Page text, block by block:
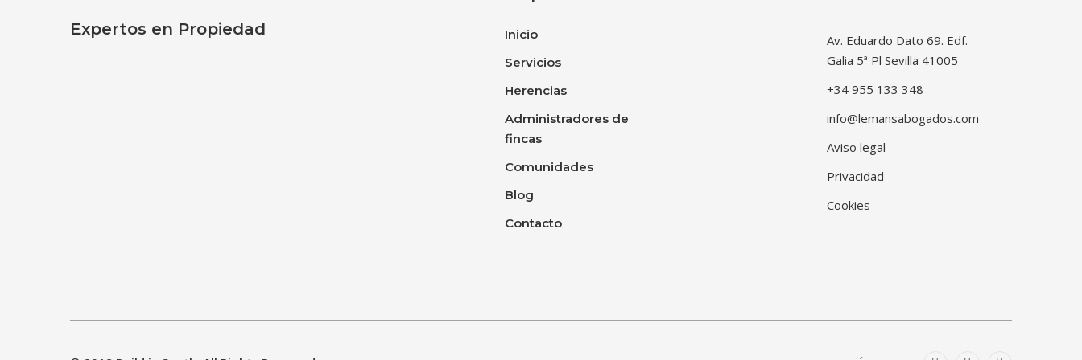
Expertos en Propiedad
Inicio
Servicios
Herencias
Administradores de
fincas
Comunidades
Blog
Contacto
Av. Eduardo Dato 69. Edf.
Galia 5ª Pl Sevilla 41005
+34 955 133 348
info@lemansabogados.com
Aviso legal
Privacidad
Cookies